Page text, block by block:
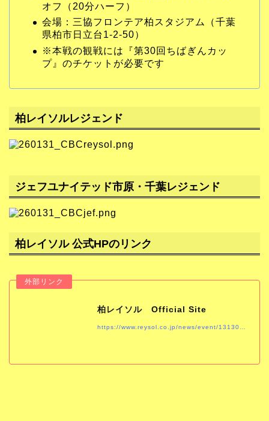
オフ（20分ハーフ）
会場：三協フロンテア柏スタジアム（千葉
県柏市日立台1-2-50）
※本戦の観戦には『第30回ちばぎんカッ
プ』のチケットが必要です
柏レイソルレジェンド
ジェフユナイテッド市原・千葉レジェンド
柏レイソル 公式HPのリンク
柏レイソル Official Site